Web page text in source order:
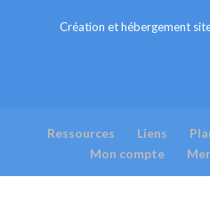
Création et hébergement
Ressources Liens
Mon compte